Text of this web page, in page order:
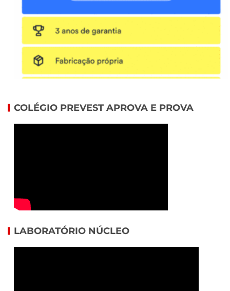
COLÉGIO PREVEST APROVA E PROVA
LABORATÓRIO NÚCLEO